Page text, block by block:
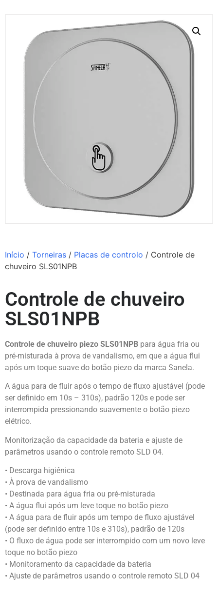
Início / Torneiras / Placas de controlo / Controle de
chuveiro SLS01NPB
Controle de chuveiro
SLS01NPB
Controle de chuveiro piezo SLS01NPB para água fria ou
pré-misturada à prova de vandalismo, em que a água flui
após um toque suave do botão piezo da marca Sanela.
A água para de fluir após o tempo de fluxo ajustável (pode
ser definido em 10s – 310s), padrão 120s e pode ser
interrompida pressionando suavemente o botão piezo
elétrico.
Monitorização da capacidade da bateria e ajuste de
parâmetros usando o controle remoto SLD 04.
• Descarga higiênica
• À prova de vandalismo
• Destinada para água fria ou pré-misturada
• A água flui após um leve toque no botão piezo
• A água para de fluir após um tempo de fluxo ajustável
(pode ser definido entre 10s e 310s), padrão de 120s
• O fluxo de água pode ser interrompido com um novo leve
toque no botão piezo
• Monitoramento da capacidade da bateria
• Ajuste de parâmetros usando o controle remoto SLD 04